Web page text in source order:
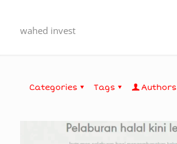
wahed invest
Categories Tags Authors